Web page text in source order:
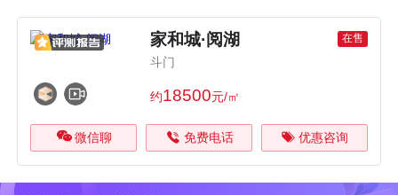
家和城·阅湖 在售
斗门
约18500元/㎡
微信聊 免费电话 优惠咨询